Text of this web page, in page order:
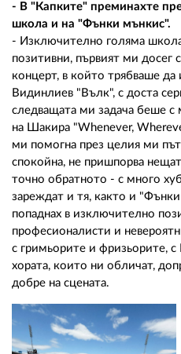
- В "Капките" преминахте
школа и на "Фънки мънкис".
- Изключително голяма
позитивни, първият ми досег
концерт, в който трябваше да
Видинлиев "Вълк", с доста
следващата ми задача беше с
на Шакира "Whenever,
ми помогна през целия ми
спокойна, не пришпорва
точно обратното - с много
зареждат и тя, както и
попаднах в изключително
професионалисти и
с гримьорите и фризьорите,
хората, които ни обличат,
добре на сцената.